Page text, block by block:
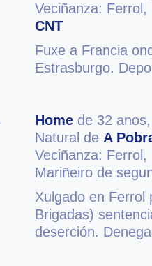
Veciñanza: Ferrol,
CNT
Fuxe a Francia
Estrasburgo.
Home de 32
Natural de A
Veciñanza: Ferrol,
Mariñeiro de
Xulgado en Ferrol
Brigadas)
deserción.